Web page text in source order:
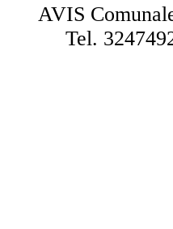
AVIS
Tel.